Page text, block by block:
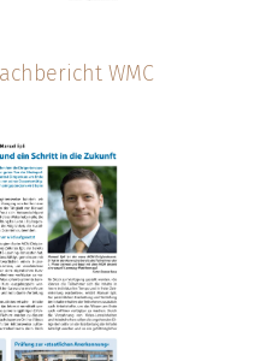
WMC